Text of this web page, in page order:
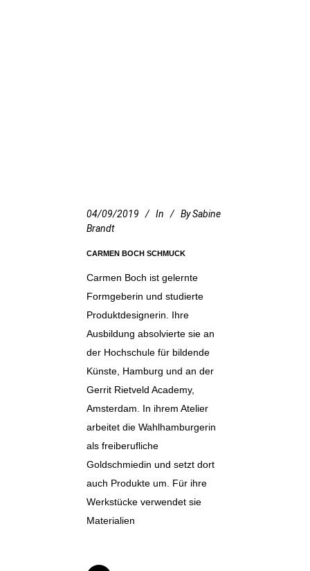
04/09/2019 In BySabine
Brandt
CARMEN BOCH SCHMUCK
Carmen Boch ist gelernte
Formgeberin und studierte
Produktdesignerin. Ihre
Ausbildung absolvierte sie an
der Hochschule für bildende
Künste, Hamburg und an der
Gerrit Rietveld Academy,
Amsterdam. In ihrem Atelier
arbeitet die Wahlhamburgerin
als freiberufliche
Goldschmiedin und setzt dort
auch Produkte um. Für ihre
Werkstücke verwendet sie
Materialien